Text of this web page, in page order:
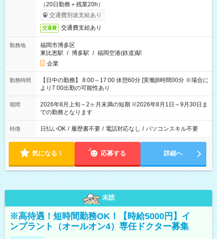
（20日勤務＋残業20h）
交通費別途支給あり
交通費 交通費支給あり
勤務地
福岡市博多区
東比恵駅 / 博多駅 / 福岡空港(鉄道)駅
企業
勤務時間
【日中の勤務】 8:00～17:00 休憩60分 [実働]8時間00分 ※場合に
より7:00出勤の可能性あり
期間
2026年8月上旬～2ヶ月未満の短期 ※2026年8月1日～9月30日ま
での勤務となります
特徴 日払いOK / 履歴書不要 / 電話対応なし / パソコンスキル不要
気になる！ 応募する 詳細へ
未読
※高待遇！短時間勤務OK！【時給5000円】イ
ンプラント（オールオン4）専任ドクター募集